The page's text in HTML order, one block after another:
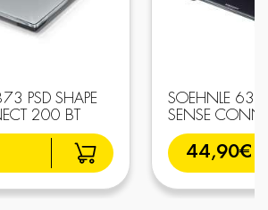
PSD SHAPE
200 BT
SOEHNLE
SENSE
44,90€